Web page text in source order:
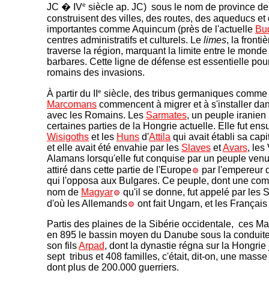
JC � IVe siècle ap. JC) sous le nom de province
construisent des villes, des routes, des aqueducs
importantes comme Aquincum (près de l'actuelle
centres administratifs et culturels. Le limes, la
traverse la région, marquant la limite entre le
barbares. Cette ligne de défense est essentielle
romains des invasions.
À partir du II e siècle, des tribus germaniques
Marcomans commencent à migrer et à s'installer
avec les Romains. Les Sarmates, un peuple
certaines parties de la Hongrie actuelle. Elle fut
Wisigoths et les Huns d'Attila qui avait établi sa
et elle avait été envahie par les Slaves etAvars, les
Alamans lorsqu'elle fut conquise par un peuple
attiré dans cette partie de l'Europe
par l'empereur
qui l'opposa aux Bulgares. Ce peuple, dont une
nom de Magyar
qu'il se donne, fut appelé par les
d'où les Allemands
ont fait Ungarn, et les
Partis des plaines de la Sibérie occidentale, ces
en 895 le bassin moyen du Danube sous la
son filsArpad, dont la dynastie régna sur la
sept tribus et 408 familles, c'était, dit-on, une
dont plus de 200.000 guerriers.